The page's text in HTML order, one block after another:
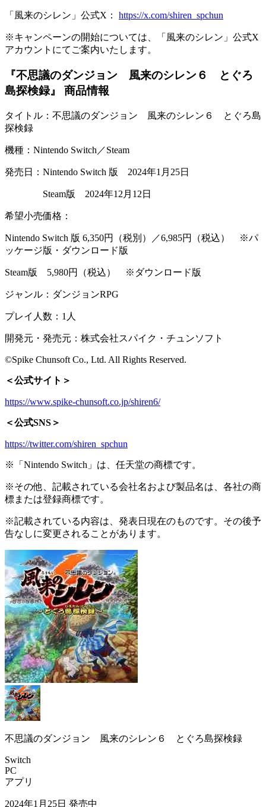
「風来のシレン」公式X： https://x.com/shiren_spchun
※キャンペーンの開始については、「風来のシレン」公式X
アカウントにてご案内いたします。
『不思議のダンジョン 風来のシレン６ とぐろ
島探検録』 商品情報
タイトル：不思議のダンジョン 風来のシレン６ とぐろ島
探検録
機種：Nintendo Switch／Steam
発売日：Nintendo Switch 版 2024年1月25日
Steam版 2024年12月12日
希望小売価格：
Nintendo Switch 版 6,350円（税別）／6,985円（税込） ※パ
ッケージ版・ダウンロード版
Steam版 5,980円（税込） ※ダウンロード版
ジャンル：ダンジョンRPG
プレイ人数：1人
開発元・発売元：株式会社スパイク・チュンソフト
©Spike Chunsoft Co., Ltd. All Rights Reserved.
＜公式サイト＞
https://www.spike-chunsoft.co.jp/shiren6/
＜公式SNS＞
https://twitter.com/shiren_spchun
※「Nintendo Switch」は、任天堂の商標です。
※その他、記載されている会社名および製品名は、各社の商
標または登録商標です。
※記載されている内容は、発表日現在のものです。その後予
告なしに変更されることがあります。
不思議のダンジョン 風来のシレン６ とぐろ島探検録
Switch
PC
アプリ
2024年1月25日 発売中